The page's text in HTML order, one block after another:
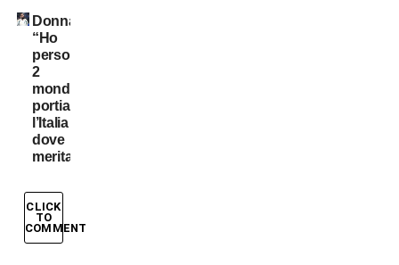
Donnarumma:
“Ho
perso
2
mondiali,
portiamo
l’Italia
dove
merita”
CLICK
TO
COMMENT